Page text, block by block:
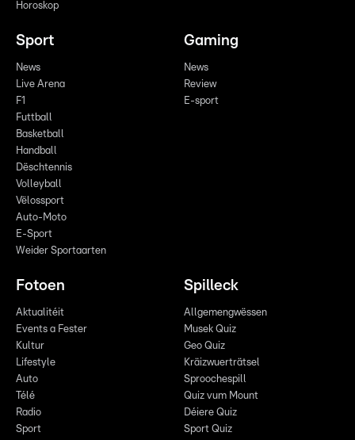
Horoskop
Sport
News
Live Arena
F1
Futtball
Basketball
Handball
Dëschtennis
Volleyball
Vëlossport
Auto-Moto
E-Sport
Weider Sportaarten
Gaming
News
Review
E-sport
Fotoen
Aktualitéit
Events a Fester
Kultur
Lifestyle
Auto
Télé
Radio
Sport
Spilleck
Allgemengwëssen
Musek Quiz
Geo Quiz
Kräizwuerträtsel
Sproochespill
Quiz vum Mount
Déiere Quiz
Sport Quiz